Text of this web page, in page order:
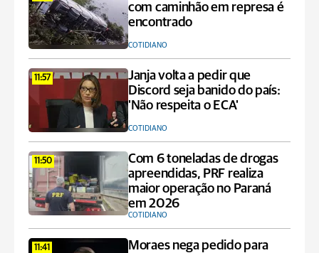
com caminhão em represa é
encontrado
COTIDIANO
11:57
Janja volta a pedir que
Discord seja banido do país:
'Não respeita o ECA'
COTIDIANO
11:50
Com 6 toneladas de drogas
apreendidas, PRF realiza
maior operação no Paraná
em 2026
COTIDIANO
11:41
Moraes nega pedido para